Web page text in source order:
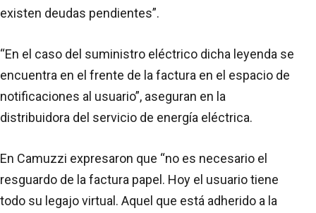
existen deudas pendientes”.
“En el caso del suministro eléctrico dicha leyenda se
encuentra en el frente de la factura en el espacio de
notificaciones al usuario”, aseguran en la
distribuidora del servicio de energía eléctrica.
En Camuzzi expresaron que “no es necesario el
resguardo de la factura papel. Hoy el usuario tiene
todo su legajo virtual. Aquel que está adherido a la